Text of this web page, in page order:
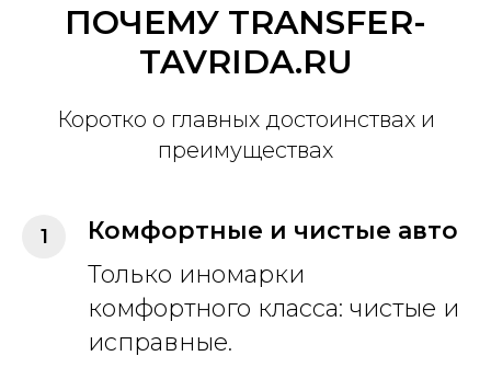
ПОЧЕМУ TRANSFER-
TAVRIDA.RU
Коротко о главных достоинствах и
преимуществах
Комфортные и чистые авто
Только иномарки
комфортного класса: чистые и
исправные.